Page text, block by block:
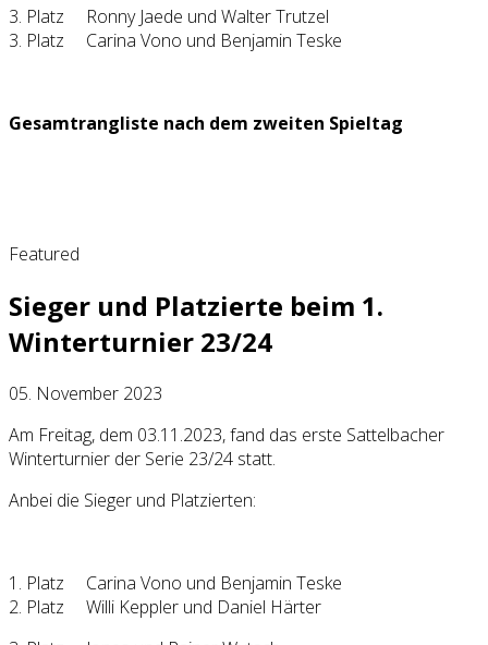
3. Platz Ronny Jaede und Walter Trutzel
3. Platz Carina Vono und Benjamin Teske
Gesamtrangliste nach dem zweiten Spieltag
Featured
Sieger und Platzierte beim 1.
Winterturnier 23/24
05. November 2023
Am Freitag, dem 03.11.2023, fand das erste Sattelbacher
Winterturnier der Serie 23/24 statt.
Anbei die Sieger und Platzierten:
1. Platz Carina Vono und Benjamin Teske
2. Platz Willi Keppler und Daniel Härter